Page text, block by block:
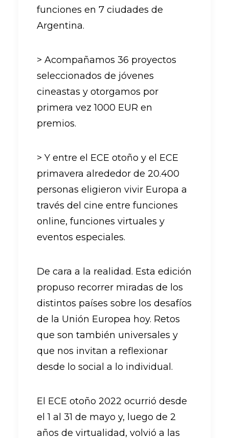
funciones en 7 ciudades de
Argentina.
> Acompañamos 36 proyectos
seleccionados de jóvenes
cineastas y otorgamos por
primera vez 1000 EUR en
premios.
> Y entre el ECE otoño y el ECE
primavera alrededor de 20.400
personas eligieron vivir Europa a
través del cine entre funciones
online, funciones virtuales y
eventos especiales.
De cara a la realidad. Esta edición
propuso recorrer miradas de los
distintos países sobre los desafíos
de la Unión Europea hoy. Retos
que son también universales y
que nos invitan a reflexionar
desde lo social a lo individual.
El ECE otoño 2022 ocurrió desde
el 1 al 31 de mayo y, luego de 2
años de virtualidad, volvió a las